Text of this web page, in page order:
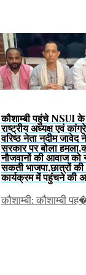
कौशाम्बी पहुंचे NSUI के
राष्ट्रीय अध्यक्ष एवं
वरिष्ठ नेता नदीम जावेद
सरकार पर बोला
नौजवानों की आवाज को
सकती भाजपा,छात्रों
कार्यक्रम में पहुंचने की
कौशाम्बी: कौशाम्बी